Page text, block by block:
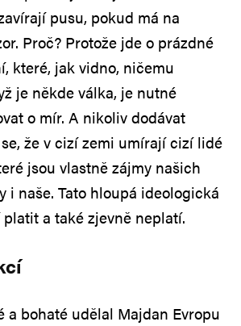
pusu, pokud má na
Proč? Protože jde o prázdné
které, jak vidno, ničemu
je někde válka, je nutné
o mír. A nikoliv dodávat
že v cizí zemi umírají cizí lidé
jsou vlastně zájmy našich
i naše. Tato hloupá ideologická
a také zjevně neplatí.
a bohaté udělal Majdan Evropu